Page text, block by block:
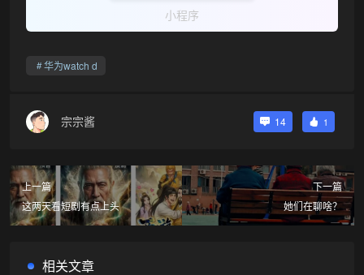
小程序
华为watch d
宗宗酱 14 1
上一篇
这两天看短剧有点上头
下一篇
她们在聊啥？
相关文章